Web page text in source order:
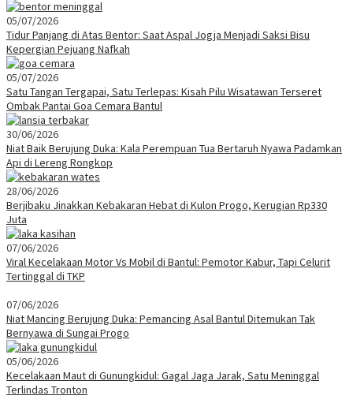
05/07/2026
Tidur Panjang di Atas Bentor: Saat Aspal Jogja Menjadi Saksi Bisu
Kepergian Pejuang Nafkah
05/07/2026
Satu Tangan Tergapai, Satu Terlepas: Kisah Pilu Wisatawan Terseret
Ombak Pantai Goa Cemara Bantul
30/06/2026
Niat Baik Berujung Duka: Kala Perempuan Tua Bertaruh Nyawa Padamkan
Api di Lereng Rongkop
28/06/2026
Berjibaku Jinakkan Kebakaran Hebat di Kulon Progo, Kerugian Rp330
Juta
07/06/2026
Viral Kecelakaan Motor Vs Mobil di Bantul: Pemotor Kabur, Tapi Celurit
Tertinggal di TKP
07/06/2026
Niat Mancing Berujung Duka: Pemancing Asal Bantul Ditemukan Tak
Bernyawa di Sungai Progo
05/06/2026
Kecelakaan Maut di Gunungkidul: Gagal Jaga Jarak, Satu Meninggal
Terlindas Tronton